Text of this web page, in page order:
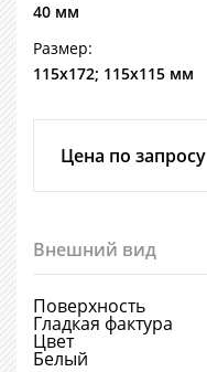
40 мм
Размер:
115х172; 115х115 мм
Цена по запросу
Внешний вид
Поверхность
Гладкая фактура
Цвет
Белый